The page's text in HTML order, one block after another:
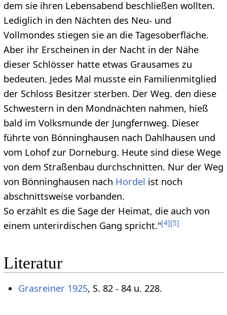
dem sie ihren Lebensabend beschließen wollten.
Lediglich in den Nächten des Neu- und
Vollmondes stiegen sie an die Tagesoberfläche.
Aber ihr Erscheinen in der Nacht in der Nähe
dieser Schlösser hatte etwas Grausames zu
bedeuten. Jedes Mal musste ein Familienmitglied
der Schloss Besitzer sterben. Der Weg. den diese
Schwestern in den Mondnächten nahmen, hieß
bald im Volksmunde der Jungfernweg. Dieser
führte von Bönninghausen nach Dahlhausen und
vom Lohof zur Dorneburg. Heute sind diese Wege
von dem Straßenbau durchschnitten. Nur der Weg
von Bönninghausen nach Hordel ist noch
abschnittsweise vorbanden.
So erzählt es die Sage der Heimat, die auch von
einem unterirdischen Gang spricht."[4][5]
Literatur
Grasreiner 1925, S. 82 - 84 u. 228.